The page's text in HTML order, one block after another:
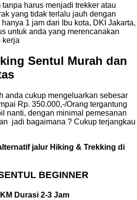
harus menjadi trekker atau
yang tidak terlalu jauh dengan
1 jam dari Ibu kota, DKI Jakarta,
untuk anda yang merencanakan
kerja
Sentul Murah dan
anda cukup mengeluarkan sebesar
Rp. 350.000,-/Orang tergantung
nanti, dengan minimal pemesanan
jadi bagaimana ? Cukup terjangkau
jalur Hiking & Trekking di
BEGINNER
Durasi 2-3 Jam